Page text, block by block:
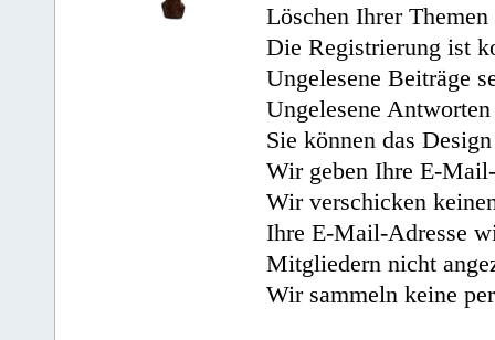
Löschen Ihrer
Die Registrierung ist
Ungelesene Beiträge
Ungelesene
Sie können das
Wir geben Ihre E-
Wir verschicken
Ihre E-Mail-Adresse
Mitgliedern nicht
Wir sammeln keine